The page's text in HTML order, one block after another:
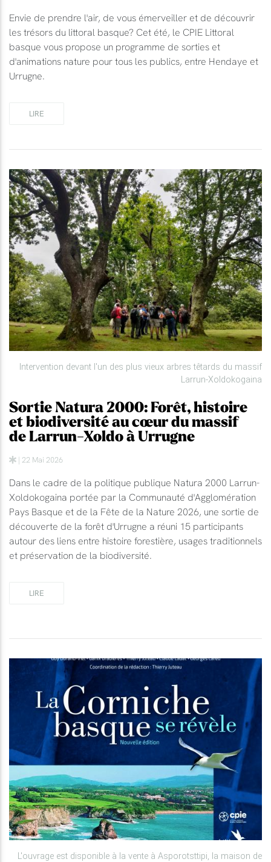
Envie de prendre l'air, de vous émerveiller et de découvrir
les trésors du littoral basque? Cet été, le CPIE Littoral
basque vous propose un programme de sorties et
d'animations nature pour tous les publics, entre Hendaye et
Urrugne.
LIRE
Intervention devant l'un des plus vieux arbres têtards du massif
Larrun-Xoldokogaina
Sortie Natura 2000: Forêt, histoire
et biodiversité au cœur du massif
de Larrun-Xoldo à Urrugne
| 22 Mai 2026
Dans le cadre de la politique publique Natura 2000 Larrun-
Xoldokogaina portée par la Communauté d'Agglomération
Pays Basque et de la Fête de la Nature 2026, une sortie de
découverte de la forêt d'Urrugne a réuni 15 participants
autour des liens entre histoire forestière, usages traditionnels
et préservation de la biodiversité.
LIRE
L'ouvrage est disponible à la vente à Asporotsttipi, la maison de